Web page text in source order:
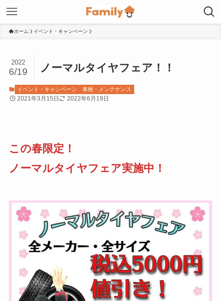
ホーム イベント・キャンペーン
ノーマルタイヤフェア！！
2022
6/19
イベント・キャンペーン 車検・メンテナンス
2021年3月15日 2022年6月19日
この春限定！
ノーマルタイヤフェア実施中！